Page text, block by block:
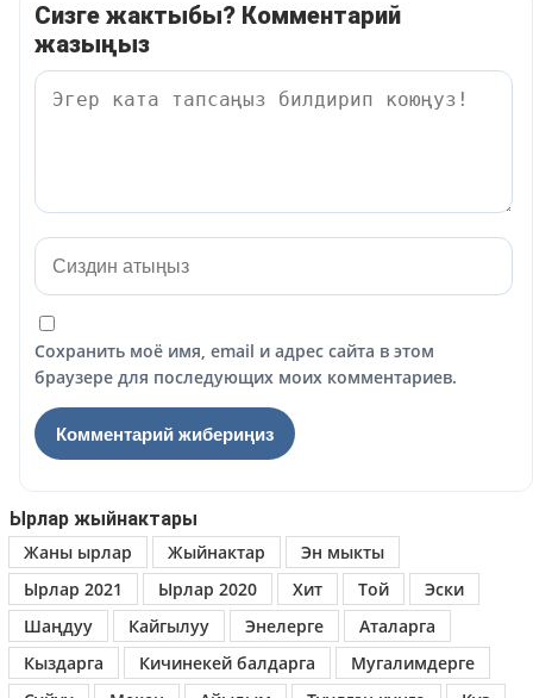
Сизге жактыбы? Комментарий
жазыңыз
Сохранить моё имя, email и адрес сайта в этом
браузере для последующих моих комментариев.
Ырлар жыйнактары
Жаны ырлар
Жыйнактар
Эн мыкты
Ырлар 2021
Ырлар 2020 Хит Той
Эски
Шаңдуу
Кайгылуу Энелерге
Аталарга
Кыздарга
Кичинекей балдарга
Мугалимдерге